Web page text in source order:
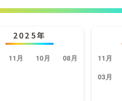
2025年
11月 10月
08月
11月
03月